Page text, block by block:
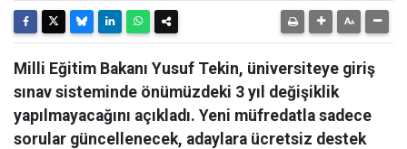
Milli Eğitim Bakanı Yusuf Tekin, üniversiteye giriş
sınav sisteminde önümüzdeki 3 yıl değişiklik
yapılmayacağını açıkladı. Yeni müfredatla sadece
sorular güncellenecek, adaylara ücretsiz destek